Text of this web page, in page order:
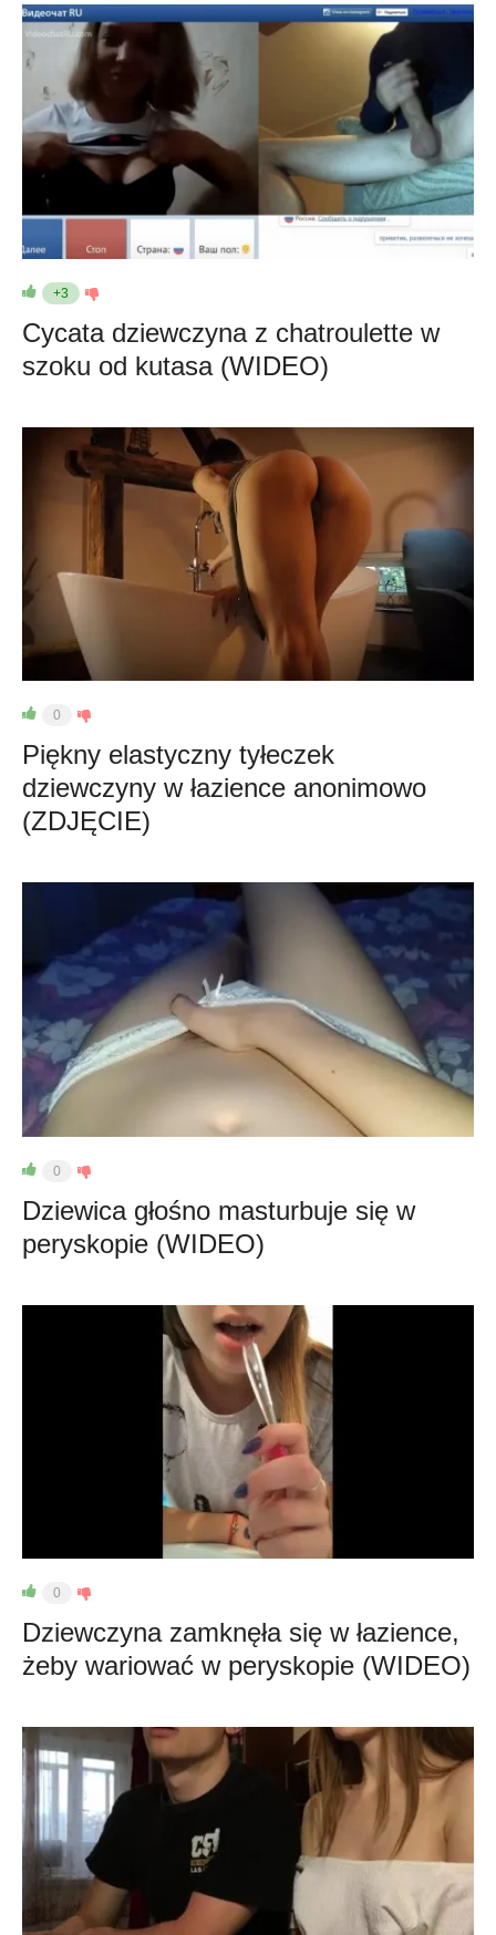
+3
Cycata dziewczyna z chatroulette w
szoku od kutasa (WIDEO)
0
Piękny elastyczny tyłeczek
dziewczyny w łazience anonimowo
(ZDJĘCIE)
0
Dziewica głośno masturbuje się w
peryskopie (WIDEO)
0
Dziewczyna zamknęła się w łazience,
żeby wariować w peryskopie (WIDEO)